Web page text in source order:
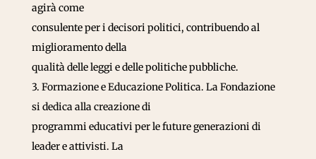
agirà come
consulente per i decisori politici, contribuendo al
miglioramento della
qualità delle leggi e delle politiche pubbliche.
3. Formazione e Educazione Politica. La Fondazione
si dedica alla creazione di
programmi educativi per le future generazioni di
leader e attivisti. La